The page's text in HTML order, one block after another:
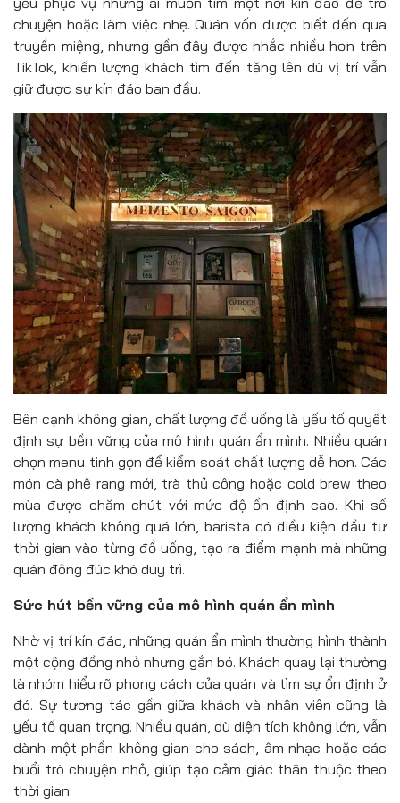
chuyện hoặc làm việc nhẹ. Quán vốn được biết đến qua
truyền miệng, nhưng gần đây được nhắc nhiều hơn trên
TikTok, khiến lượng khách tìm đến tăng lên dù vị trí vẫn
giữ được sự kín đáo ban đầu.
Bên cạnh không gian, chất lượng đồ uống là yếu tố quyết
định sự bền vững của mô hình quán ẩn mình. Nhiều quán
chọn menu tinh gọn để kiểm soát chất lượng dễ hơn. Các
món cà phê rang mới, trà thủ công hoặc cold brew theo
mùa được chăm chút với mức độ ổn định cao. Khi số
lượng khách không quá lớn, barista có điều kiện đầu tư
thời gian vào từng đồ uống, tạo ra điểm mạnh mà những
quán đông đúc khó duy trì.
Sức hút bền vững của mô hình quán ẩn mình
Nhờ vị trí kín đáo, những quán ẩn mình thường hình thành
một cộng đồng nhỏ nhưng gắn bó. Khách quay lại thường
là nhóm hiểu rõ phong cách của quán và tìm sự ổn định ở
đó. Sự tương tác gần giữa khách và nhân viên cũng là
yếu tố quan trọng. Nhiều quán, dù diện tích không lớn, vẫn
dành một phần không gian cho sách, âm nhạc hoặc các
buổi trò chuyện nhỏ, giúp tạo cảm giác thân thuộc theo
thời gian.